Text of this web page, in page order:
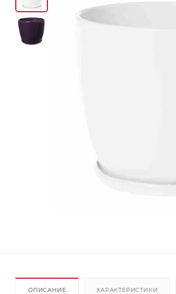
ОПИСАНИЕ ХАРАКТЕРИСТИКИ